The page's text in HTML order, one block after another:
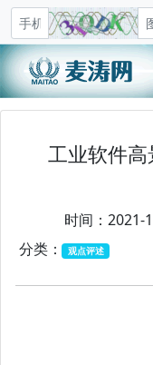
工业软件高
时间：2021-
分类：观点评述